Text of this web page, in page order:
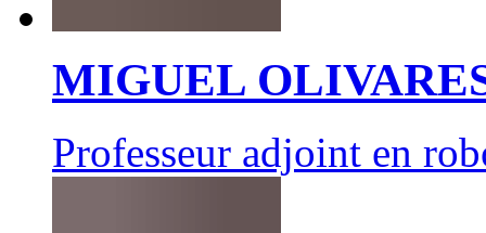
MIGUEL
Professeur adjoint en